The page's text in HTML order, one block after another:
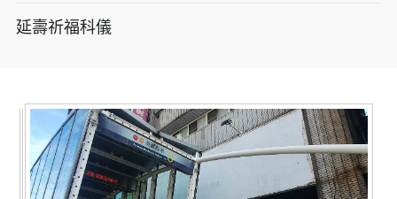
延壽祈福科儀